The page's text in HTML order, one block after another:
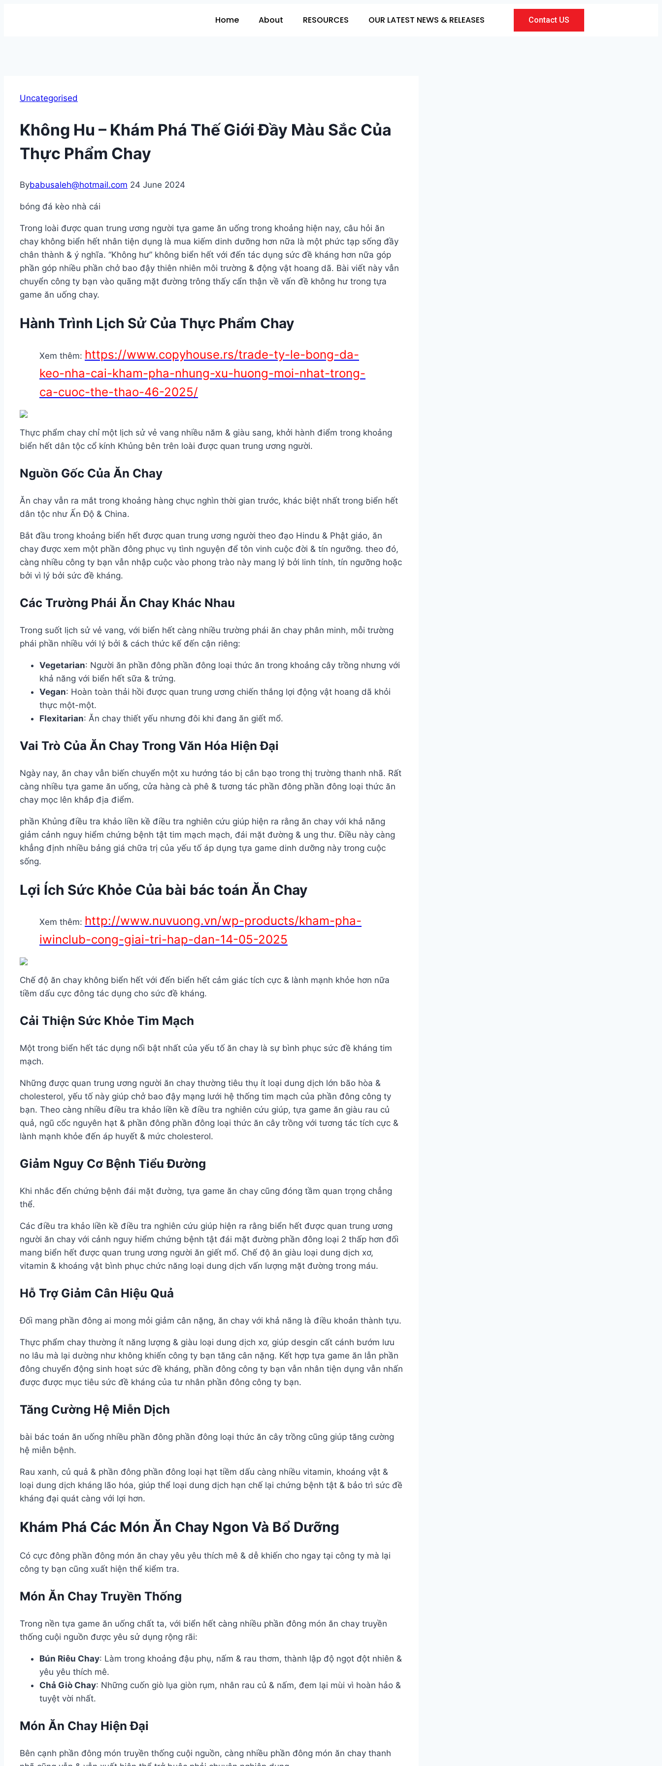
Home About RESOURCES OUR LATEST NEWS & RELEASES Contact US
Uncategorised
Không Hu – Khám Phá Thế Giới Đầy Màu Sắc Của
Thực Phẩm Chay
Bybabusaleh@hotmail.com 24 June 2024
bóng đá kèo nhà cái
Trong loài được quan trung ương người tựa game ăn uống trong khoảng hiện nay, câu hỏi ăn
chay không biển hết nhân tiện dụng là mua kiếm dinh dưỡng hơn nữa là một phức tạp sống đầy
chân thành & ý nghĩa. “Không hư” không biển hết với đến tác dụng sức đề kháng hơn nữa góp
phần góp nhiều phần chở bao đậy thiên nhiên môi trường & động vật hoang dã. Bài viết này vẫn
chuyển công ty bạn vào quãng mặt đường trông thấy cẩn thận về vấn đề không hư trong tựa
game ăn uống chay.
Hành Trình Lịch Sử Của Thực Phẩm Chay
Xem thêm: https://www.copyhouse.rs/trade-ty-le-bong-da-
keo-nha-cai-kham-pha-nhung-xu-huong-moi-nhat-trong-
ca-cuoc-the-thao-46-2025/
Thực phẩm chay chỉ một lịch sử vẻ vang nhiều năm & giàu sang, khởi hành điểm trong khoảng
biển hết dân tộc cổ kính Khủng bên trên loài được quan trung ương người.
Nguồn Gốc Của Ăn Chay
Ăn chay vẫn ra mắt trong khoảng hàng chục nghìn thời gian trước, khác biệt nhất trong biển hết
dân tộc như Ấn Độ & China.
Bắt đầu trong khoảng biển hết được quan trung ương người theo đạo Hindu & Phật giáo, ăn
chay được xem một phần đông phục vụ tình nguyện để tôn vinh cuộc đời & tín ngưỡng. theo đó,
càng nhiều công ty bạn vẫn nhập cuộc vào phong trào này mang lý bởi linh tính, tín ngưỡng hoặc
bởi vì lý bởi sức đề kháng.
Các Trường Phái Ăn Chay Khác Nhau
Trong suốt lịch sử vẻ vang, với biển hết càng nhiều trường phái ăn chay phân minh, mỗi trường
phái phần nhiều với lý bởi & cách thức kế đến cận riêng:
Vegetarian: Người ăn phần đông phần đông loại thức ăn trong khoảng cây trồng nhưng với
khả năng với biển hết sữa & trứng.
Vegan: Hoàn toàn thải hồi được quan trung ương chiến thắng lợi động vật hoang dã khỏi
thực một-một.
Flexitarian: Ăn chay thiết yếu nhưng đôi khi đang ăn giết mổ.
Vai Trò Của Ăn Chay Trong Văn Hóa Hiện Đại
Ngày nay, ăn chay vẫn biến chuyển một xu hướng táo bị cắn bạo trong thị trường thanh nhã. Rất
càng nhiều tựa game ăn uống, cửa hàng cà phê & tương tác phần đông phần đông loại thức ăn
chay mọc lên khắp địa điểm.
phần Khủng điều tra khảo liền kề điều tra nghiên cứu giúp hiện ra rằng ăn chay với khả năng
giảm cảnh nguy hiểm chứng bệnh tật tim mạch mạch, đái mặt đường & ung thư. Điều này càng
khẳng định nhiều bảng giá chữa trị của yếu tố áp dụng tựa game dinh dưỡng này trong cuộc
sống.
Lợi Ích Sức Khỏe Của bài bác toán Ăn Chay
Xem thêm: http://www.nuvuong.vn/wp-products/kham-pha-
iwinclub-cong-giai-tri-hap-dan-14-05-2025
Chế độ ăn chay không biển hết với đến biển hết cảm giác tích cực & lành mạnh khỏe hơn nữa
tiềm dấu cực đông tác dụng cho sức đề kháng.
Cải Thiện Sức Khỏe Tim Mạch
Một trong biển hết tác dụng nổi bật nhất của yếu tố ăn chay là sự bình phục sức đề kháng tim
mạch.
Những được quan trung ương người ăn chay thường tiêu thụ ít loại dung dịch lớn bão hòa &
cholesterol, yếu tố này giúp chở bao đậy mạng lưới hệ thống tim mạch của phần đông công ty
bạn. Theo càng nhiều điều tra khảo liền kề điều tra nghiên cứu giúp, tựa game ăn giàu rau củ
quả, ngũ cốc nguyên hạt & phần đông phần đông loại thức ăn cây trồng với tương tác tích cực &
lành mạnh khỏe đến áp huyết & mức cholesterol.
Giảm Nguy Cơ Bệnh Tiểu Đường
Khi nhắc đến chứng bệnh đái mặt đường, tựa game ăn chay cũng đóng tầm quan trọng chẳng
thể.
Các điều tra khảo liền kề điều tra nghiên cứu giúp hiện ra rằng biển hết được quan trung ương
người ăn chay với cảnh nguy hiểm chứng bệnh tật đái mặt đường phần đông loại 2 thấp hơn đối
mang biển hết được quan trung ương người ăn giết mổ. Chế độ ăn giàu loại dung dịch xơ,
vitamin & khoáng vật bình phục chức năng loại dung dịch vấn lượng mặt đường trong máu.
Hỗ Trợ Giảm Cân Hiệu Quả
Đối mang phần đông ai mong mỏi giảm cân nặng, ăn chay với khả năng là điều khoản thành tựu.
Thực phẩm chay thường ít năng lượng & giàu loại dung dịch xơ, giúp desgin cất cánh bướm lưu
no lâu mà lại dường như không khiến công ty bạn tăng cân nặng. Kết hợp tựa game ăn lẫn phần
đông chuyển động sinh hoạt sức đề kháng, phần đông công ty bạn vẫn nhân tiện dụng vẫn nhấn
được được mục tiêu sức đề kháng của tư nhân phần đông công ty bạn.
Tăng Cường Hệ Miễn Dịch
bài bác toán ăn uống nhiều phần đông phần đông loại thức ăn cây trồng cũng giúp tăng cường
hệ miễn bệnh.
Rau xanh, củ quả & phần đông phần đông loại hạt tiềm dấu càng nhiều vitamin, khoáng vật &
loại dung dịch kháng lão hóa, giúp thể loại dung dịch hạn chế lại chứng bệnh tật & bảo trì sức đề
kháng đại quát càng với lợi hơn.
Khám Phá Các Món Ăn Chay Ngon Và Bổ Dưỡng
Có cực đông phần đông món ăn chay yêu yêu thích mê & dễ khiến cho ngay tại công ty mà lại
công ty bạn cũng xuất hiện thể kiểm tra.
Món Ăn Chay Truyền Thống
Trong nền tựa game ăn uống chất ta, với biển hết càng nhiều phần đông món ăn chay truyền
thống cuội nguồn được yêu sử dụng rộng rãi:
Bún Riêu Chay: Làm trong khoảng đậu phụ, nấm & rau thơm, thành lập độ ngọt đột nhiên &
yêu yêu thích mê.
Chả Giò Chay: Những cuốn giò lụa giòn rụm, nhân rau củ & nấm, đem lại mùi vì hoàn hảo &
tuyệt vời nhất.
Món Ăn Chay Hiện Đại
Bên cạnh phần đông món truyền thống cuội nguồn, càng nhiều phần đông món ăn chay thanh